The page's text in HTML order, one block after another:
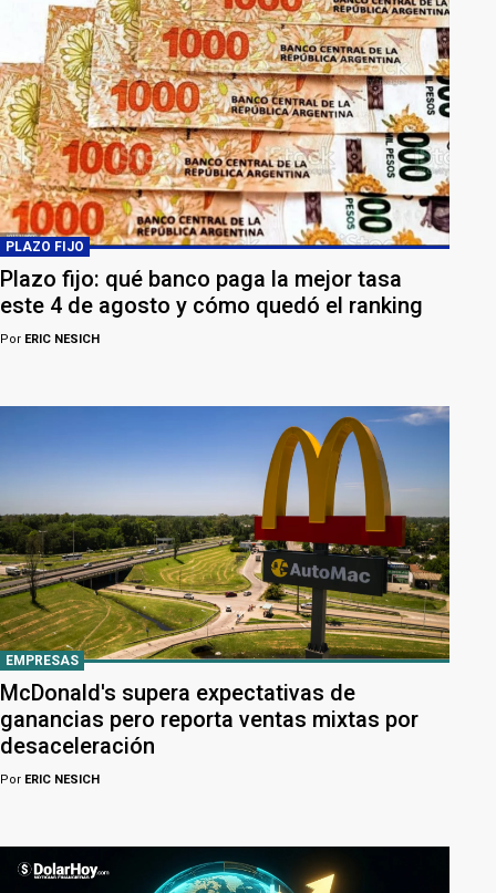
PLAZO FIJO
Plazo fijo: qué banco paga la mejor tasa
este 4 de agosto y cómo quedó el ranking
Por ERIC NESICH
EMPRESAS
McDonald's supera expectativas de
ganancias pero reporta ventas mixtas por
desaceleración
Por ERIC NESICH